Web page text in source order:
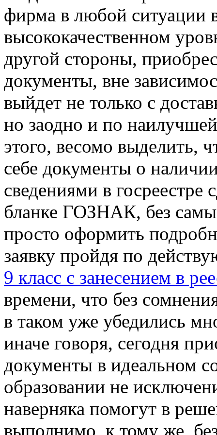
фирма в любой ситуации
высококачественном
другой стороны,
документы, вне
выйдет не только с
но заодно и по
этого, весомо выделить,
себе документы о
сведениями в госреестре
бланке ГОЗНАК, без
просто оформить
заявку пройдя по
9 класс с занесением в
времени, что без
в таком уже убедились
иначе говоря, сегодня
документы в идеальном
образовании не
наверняка помогут в
выполнимо, к тому же,